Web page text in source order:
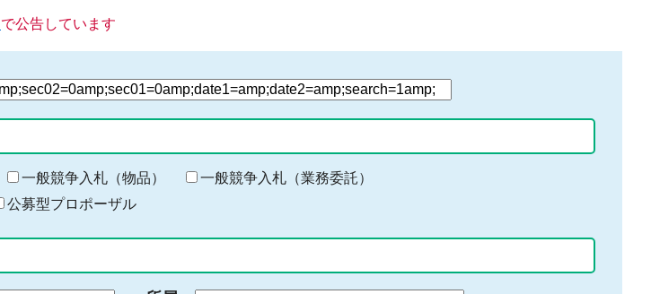
で公告しています
一般競争入札（物品）
一般競争入札（業務委託）
公募型プロポーザル